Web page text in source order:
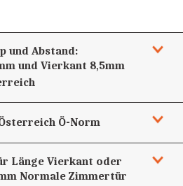
und Abstand:
und Vierkant 8,5mm
Ö-Norm
Länge Vierkant oder
Normale Zimmertür